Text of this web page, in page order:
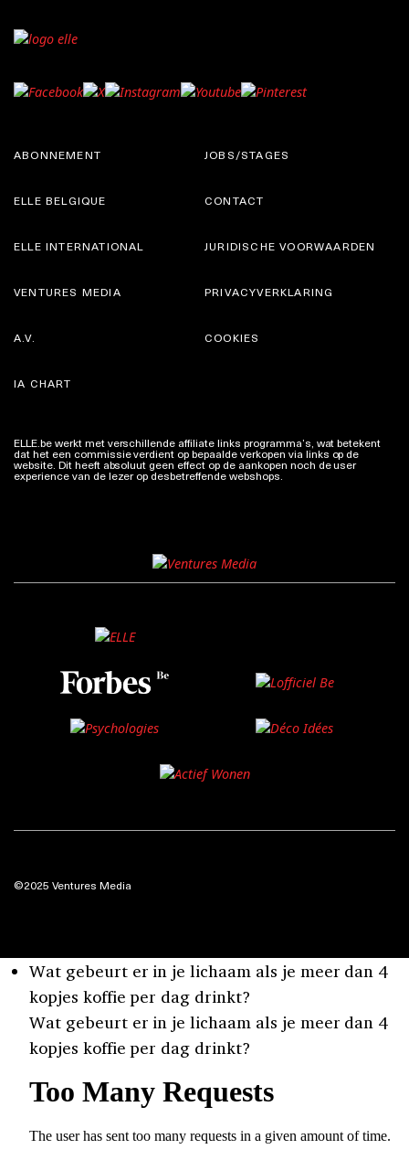
ABONNEMENT
ELLE BELGIQUE
JOBS/STAGES
CONTACT
ELLE INTERNATIONAL
VENTURES MEDIA
JURIDISCHE VOORWAARDEN
PRIVACYVERKLARING
A.V.
IA CHART
COOKIES
ELLE.be werkt met verschillende affiliate links programma’s, wat betekent
dat het een commissie verdient op bepaalde verkopen via links op de
website. Dit heeft absoluut geen effect op de aankopen noch de user
experience van de lezer op desbetreffende webshops.
©2025 Ventures Media
Wat gebeurt er in je lichaam als je meer dan 4
kopjes koffie per dag drinkt?
Wat gebeurt er in je lichaam als je meer dan 4
kopjes koffie per dag drinkt?